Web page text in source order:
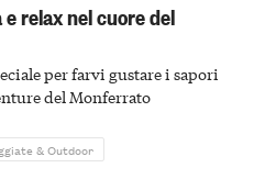
relax nel cuore del
per farvi gustare i sapori
del Monferrato
& Outdoor